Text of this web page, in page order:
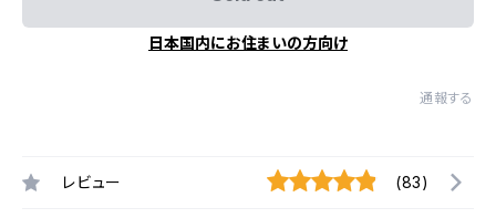
日本国内にお住まいの方向け
通報する
レビュー (83)